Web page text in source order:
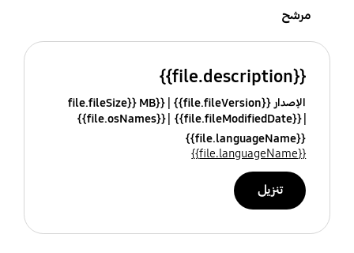
مرشح
{{file.description}}
الإصدار {{file.fileVersion}}
{{file.fileSize}} MB
{{file.fileModifiedDate}}
{{file.osNames}}
{{file.languageName}}
{{file.languageName}}
تنزيل